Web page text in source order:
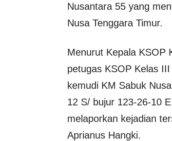
Nusantara 55 yang
Nusa Tenggara Timur.
Menurut Kepala KSOP
petugas KSOP Kelas
kemudi KM Sabuk
12 S/ bujur 123-26-10
melaporkan kejadian
Aprianus Hangki.